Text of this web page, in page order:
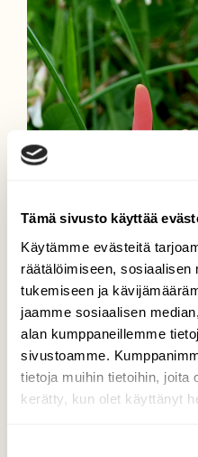
Tämä sivusto käyttää
Käytämme evästeitä
räätälöimiseen, sosiaalisen
tukemiseen ja
jaamme sosiaalisen
alan kumppaneillemme
sivustoamme.
tietoja muihin tietoihin, joita
kerätty, kun olet käyttänyt